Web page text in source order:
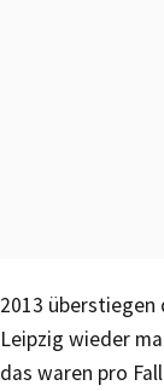
2013
Leipzig wieder
das waren pro